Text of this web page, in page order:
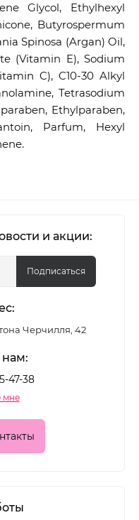
Glycol, Ethylhexyl
Butyrospermum
Spinosa (Argan) Oil,
(Vitamin E), Sodium
C), C10-30 Alkyl
Tetrasodium
Ethylparaben,
Parfum, Hexyl
и акции:
Подписаться
Черчилля, 42
нам:
47-38
мне